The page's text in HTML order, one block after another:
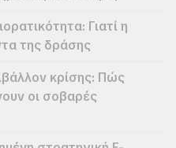
Γιατί η
της δράσης
κρίσης: Πώς
οι σοβαρές